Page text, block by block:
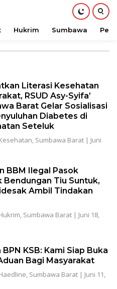
Hukrim Sumbawa
Literasi Kesehatan
RSUD Asy-Syifa’
Barat Gelar Sosialisasi
Diabetes di
Seteluk
, Sumbawa Barat| Juni
BBM Ilegal Pasok
Bendungan Tiu Suntuk,
Ambil Tindakan
, Sumbawa Barat| Juni 18,
BPN KSB: Kami Siap Buka
Bagi Masyarakat
, Sumbawa Barat| Juni 11,